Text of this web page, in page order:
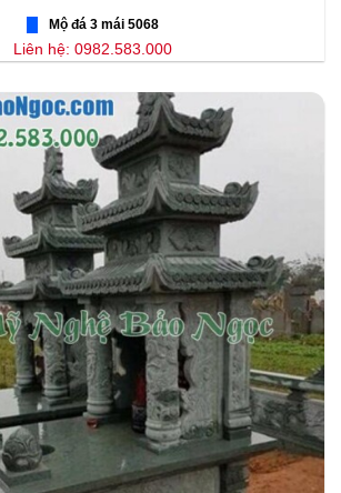
Mộ đá 3 mái 5068
Liên hệ: 0982.583.000